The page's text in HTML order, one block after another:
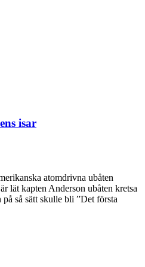
isar
atomdrivna ubåten
lät kapten Anderson ubåten kretsa
så sätt skulle bli ”Det första